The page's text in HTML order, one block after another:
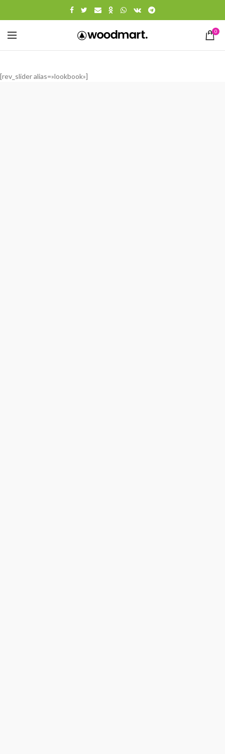
0
[rev_slider alias=»lookbook»]